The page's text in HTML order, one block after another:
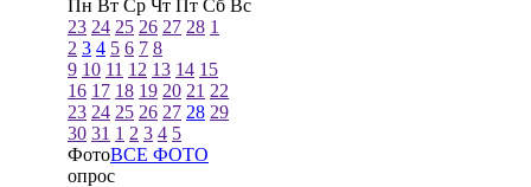
Пн Вт Ср Чт Пт Сб Вс
23 24 25 26 27 28 1
2 3 4 5 6 7 8
9 10 11 12 13 14 15
16 17 18 19 20 21 22
23 24 25 26 27 28 29
30 31 1 2 3 4 5
ФотоВСЕ ФОТО
опрос